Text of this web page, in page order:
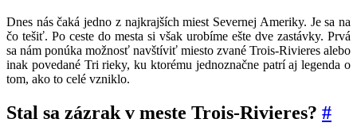
Dnes nás čaká jedno z najkrajších miest Severnej Ameriky. Je sa na
čo tešiť. Po ceste do mesta si však urobíme ešte dve zastávky. Prvá
sa nám ponúka možnosť navštíviť miesto zvané Trois-Rivieres alebo
inak povedané Tri rieky, ku ktorému jednoznačne patrí aj legenda o
tom, ako to celé vzniklo.
Stal sa zázrak v meste Trois-Rivieres? #